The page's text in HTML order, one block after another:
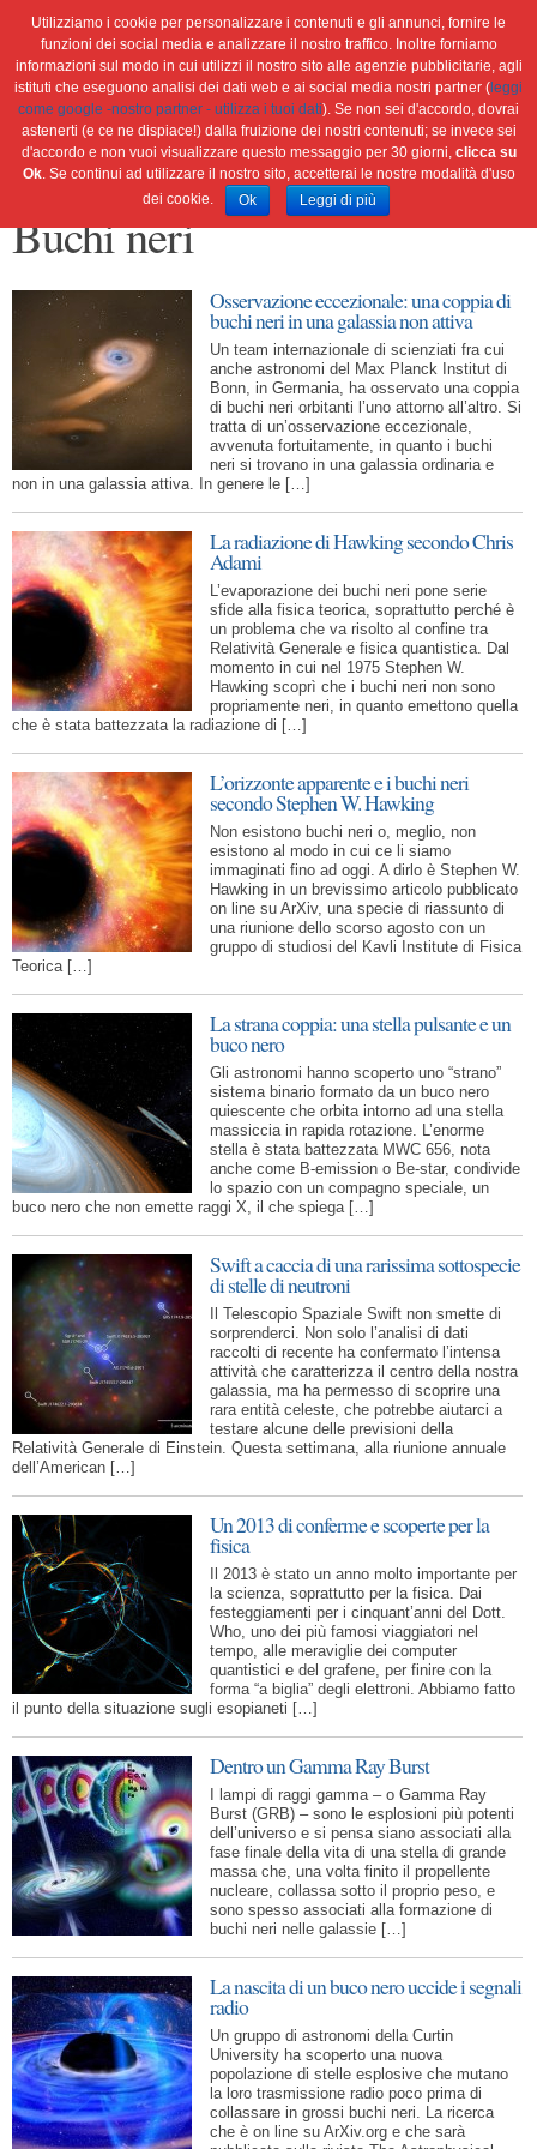
Home Ambiente Attualità
Cultura e società
Green economy
Salute Scienza&tec
Libri
Blog
Viaggi
Buchi neri
Osservazione eccezionale: una coppia di
buchi neri in una galassia non attiva
Un team internazionale di scienziati fra cui
anche astronomi del Max Planck Institut di
Bonn, in Germania, ha osservato una coppia
di buchi neri orbitanti l’uno attorno all’altro. Si
tratta di un’osservazione eccezionale,
avvenuta fortuitamente, in quanto i buchi
neri si trovano in una galassia ordinaria e
non in una galassia attiva. In genere le […]
La radiazione di Hawking secondo Chris
Adami
L’evaporazione dei buchi neri pone serie
sfide alla fisica teorica, soprattutto perché è
un problema che va risolto al confine tra
Relatività Generale e fisica quantistica. Dal
momento in cui nel 1975 Stephen W.
Hawking scoprì che i buchi neri non sono
propriamente neri, in quanto emettono quella
che è stata battezzata la radiazione di […]
L’orizzonte apparente e i buchi neri
secondo Stephen W. Hawking
Non esistono buchi neri o, meglio, non
esistono al modo in cui ce li siamo
immaginati fino ad oggi. A dirlo è Stephen W.
Hawking in un brevissimo articolo pubblicato
on line su ArXiv, una specie di riassunto di
una riunione dello scorso agosto con un
gruppo di studiosi del Kavli Institute di Fisica
Teorica […]
La strana coppia: una stella pulsante e un
buco nero
Gli astronomi hanno scoperto uno “strano”
sistema binario formato da un buco nero
quiescente che orbita intorno ad una stella
massiccia in rapida rotazione. L’enorme
stella è stata battezzata MWC 656, nota
anche come B-emission o Be-star, condivide
lo spazio con un compagno speciale, un
buco nero che non emette raggi X, il che spiega […]
Swift a caccia di una rarissima sottospecie
di stelle di neutroni
Il Telescopio Spaziale Swift non smette di
sorprenderci. Non solo l’analisi di dati
raccolti di recente ha confermato l’intensa
attività che caratterizza il centro della nostra
galassia, ma ha permesso di scoprire una
rara entità celeste, che potrebbe aiutarci a
testare alcune delle previsioni della
Relatività Generale di Einstein. Questa settimana, alla riunione annuale
dell’American […]
Un 2013 di conferme e scoperte per la
fisica
Il 2013 è stato un anno molto importante per
la scienza, soprattutto per la fisica. Dai
festeggiamenti per i cinquant’anni del Dott.
Who, uno dei più famosi viaggiatori nel
tempo, alle meraviglie dei computer
quantistici e del grafene, per finire con la
forma “a biglia” degli elettroni. Abbiamo fatto
il punto della situazione sugli esopianeti […]
Dentro un Gamma Ray Burst
I lampi di raggi gamma – o Gamma Ray
Burst (GRB) – sono le esplosioni più potenti
dell’universo e si pensa siano associati alla
fase finale della vita di una stella di grande
massa che, una volta finito il propellente
nucleare, collassa sotto il proprio peso, e
sono spesso associati alla formazione di
buchi neri nelle galassie […]
La nascita di un buco nero uccide i segnali
radio
Un gruppo di astronomi della Curtin
University ha scoperto una nuova
popolazione di stelle esplosive che mutano
la loro trasmissione radio poco prima di
collassare in grossi buchi neri. La ricerca
che è on line su ArXiv.org e che sarà
Utilizziamo i cookie per personalizzare i contenuti e gli annunci, fornire le
funzioni dei social media e analizzare il nostro traffico. Inoltre forniamo
informazioni sul modo in cui utilizzi il nostro sito alle agenzie pubblicitarie, agli
istituti che eseguono analisi dei dati web e ai social media nostri partner ( leggi
come google -nostro partner - utilizza i tuoi dati). Se non sei d'accordo, dovrai
astenerti (e ce ne dispiace!) dalla fruizione dei nostri contenuti; se invece sei
d'accordo e non vuoi visualizzare questo messaggio per 30 giorni, clicca su
Ok. Se continui ad utilizzare il nostro sito, accetterai le nostre modalità d'uso
dei cookie.
Ok Leggi di più